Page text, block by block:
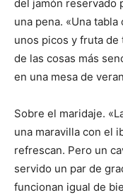
del jamón reservado
una pena. «Una
unos picos y fruta de
de las cosas más
en una mesa de
Sobre el maridaje.
una maravilla con el
refrescan. Pero un
servido un par de
funcionan igual de